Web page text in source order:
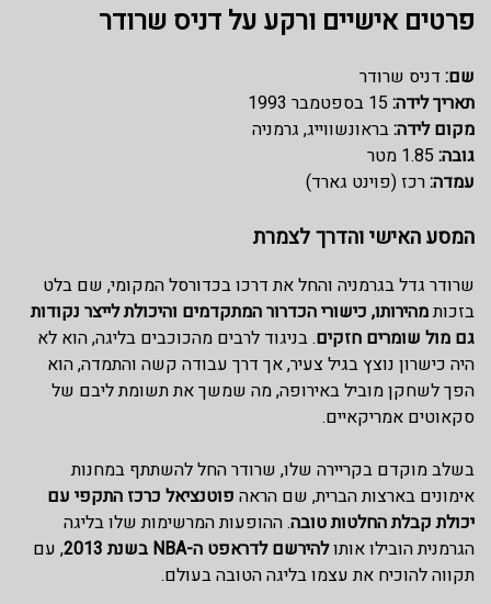
פרטים אישיים ורקע על דניס שרודר
שם: דניס שרודר
תאריך לידה:
מקום לידה:בראונשווייג, גרמניה
גובה:
עמדה:רכז (פוינט גארד)
המסע האישי והדרך לצמרת
שרודר גדל בגרמניה והחל את דרכו בכדורסל המקומי, שם בלט
בזכותמהירותו, כישורי הכדרור המתקדמים והיכולת לייצר נקודות
גם מול שומרים חזקים. בניגוד לרבים מהכוכבים בליגה, הוא לא
היה כישרון נוצץ בגיל צעיר, אך דרך עבודה קשה והתמדה, הוא
הפך לשחקן מוביל באירופה, מה שמשך את תשומת ליבם של
סקאוטים אמריקאיים.
בשלב מוקדם בקריירה שלו, שרודר החל להשתתף במחנות
אימונים בארצות הברית, שם הראה פוטנציאל כרכז התקפי עם
יכולת קבלת החלטות טובה. ההופעות המרשימות שלו בליגה
הגרמנית הובילו אותולהירשם לדראפט ה-NBA בשנת 2013
, עם
תקווה להוכיח את עצמו בליגה הטובה בעולם.